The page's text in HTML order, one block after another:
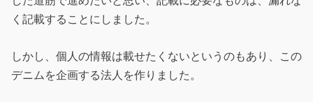
く記載することにしました。
しかし、個人の情報は載せたくないというのもあり、この
デニムを企画する法人を作りました。